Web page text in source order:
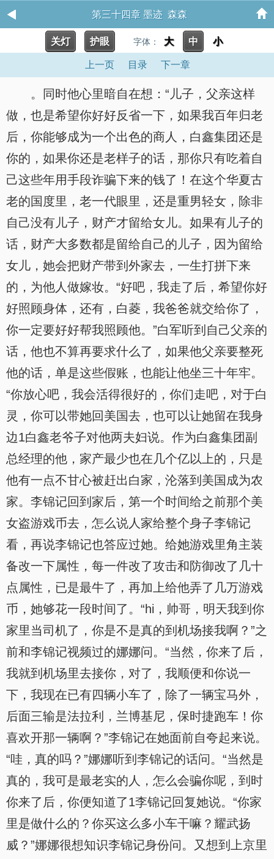
第三十四章 墨迹 森森
关灯 护眼 字体： 大 中 小
上一页 目录 下一章
。同时他心里暗自在想：“儿子，父亲这样
做，也是希望你好好反省一下，如果我百年归老
后，你能够成为一个出色的商人，白鑫集团还是
你的，如果你还是老样子的话，那你只有吃着自
己这些年用手段诈骗下来的钱了！在这个华夏古
老的国度里，老一代眼里，还是重男轻女，除非
自己没有儿子，财产才留给女儿。如果有儿子的
话，财产大多数都是留给自己的儿子，因为留给
女儿，她会把财产带到外家去，一生打拼下来
的，为他人做嫁妆。“好吧，我走了后，希望你好
好照顾身体，还有，白菱，我爸爸就交给你了，
你一定要好好帮我照顾他。”白军听到自己父亲的
话，他也不算再要求什么了，如果他父亲要整死
他的话，单是这些假账，也能让他坐三十年牢。
“你放心吧，我会活得很好的，你们走吧，对于白
灵，你可以带她回美国去，也可以让她留在我身
边1白鑫老爷子对他两夫妇说。作为白鑫集团副
总经理的他，家产最少也在几个亿以上的，只是
他有一点不甘心被赶出白家，沦落到美国成为农
家。李锦记回到家后，第一个时间给之前那个美
女盗游戏币去，怎么说人家给整个身子李锦记
看，再说李锦记也答应过她。给她游戏里角主装
备改一下属性，每一件改了攻击和防御改了几十
点属性，已是最牛了，再加上给他弄了几万游戏
币，她够花一段时间了。“hi，帅哥，明天我到你
家里当司机了，你是不是真的到机场接我啊？”之
前和李锦记视频过的娜娜问。“当然，你来了后，
我就到机场里去接你，对了，我顺便和你说一
下，我现在已有四辆小车了，除了一辆宝马外，
后面三输是法拉利，兰博基尼，保时捷跑车！你
喜欢开那一辆啊？”李锦记在她面前自夸起来说。
“哇，真的吗？”娜娜听到李锦记的话问。“当然是
真的，我可是最老实的人，怎么会骗你呢，到时
你来了后，你便知道了1李锦记回复她说。“你家
里是做什么的？你买这么多小车干嘛？耀武扬
威？”娜娜很想知识李锦记身份问。又想到上京里